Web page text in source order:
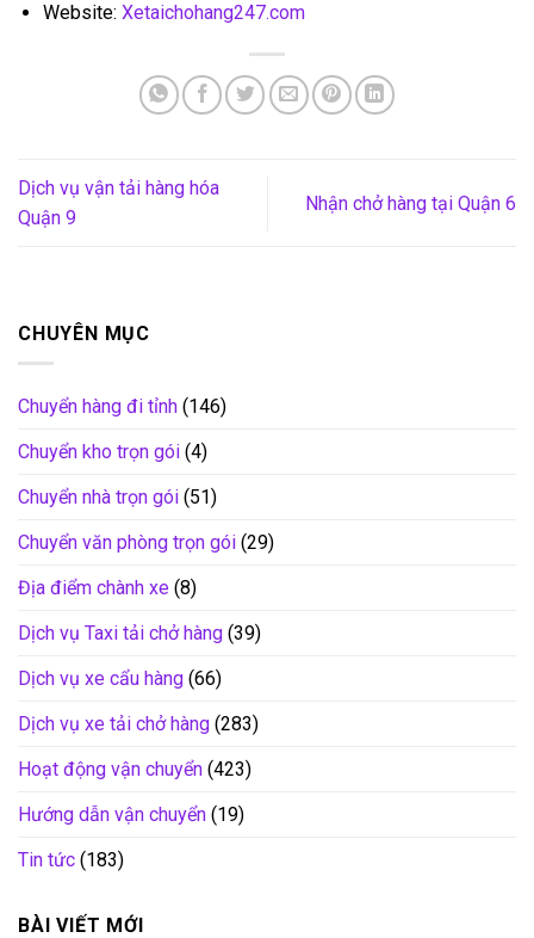
Website: Xetaichohang247.com
Dịch vụ vận tải hàng hóa
Quận 9
Nhận chở hàng tại Quận 6
CHUYÊN MỤC
Chuyển hàng đi tỉnh (146)
Chuyển kho trọn gói (4)
Chuyển nhà trọn gói (51)
Chuyển văn phòng trọn gói (29)
Địa điểm chành xe (8)
Dịch vụ Taxi tải chở hàng (39)
Dịch vụ xe cẩu hàng (66)
Dịch vụ xe tải chở hàng (283)
Hoạt động vận chuyển (423)
Hướng dẫn vận chuyển (19)
Tin tức (183)
BÀI VIẾT MỚI